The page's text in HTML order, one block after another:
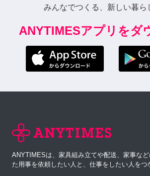
みんなでつくる、新しい暮ら
ANYTIMESアプリをダ
ANYTIMESは、家具組み立てや配送、家事な
た用事を依頼したい人と、仕事をしたい人をつ